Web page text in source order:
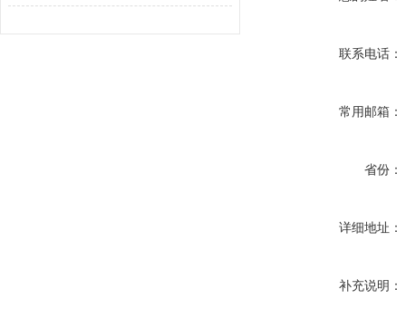
联系电话：
常用邮箱：
省份：
详细地址：
补充说明：